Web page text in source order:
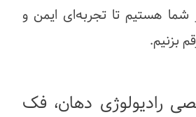
شما هستیم تا تجربه‌ای ایمن و
بزنیم.
رادیولوژی دهان، فک